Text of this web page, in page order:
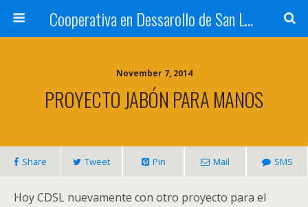
Cooperativa en Dessarollo de San Luis
November 7, 2014
PROYECTO JABÓN PARA MANOS
Share Tweet Pin Mail SMS
Hoy CDSL nuevamente con otro proyecto para el